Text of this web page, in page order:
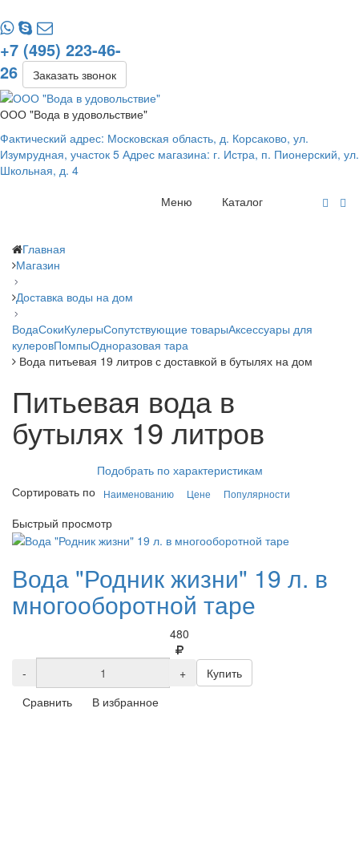
+7 (495) 223-46-
26
Заказать звонок
ООО "Вода в удовольствие"
Фактический адрес: Московская область, д. Корсаково, ул.
Изумрудная, участок 5 Адрес магазина: г. Истра, п. Пионерский, ул.
Школьная, д. 4
Каталог
Меню
Главная
Магазин
Доставка воды на дом
ВодаСокиКулерыСопутствующие товарыАксессуары для
кулеровПомпыОдноразовая тара
Вода питьевая 19 литров с доставкой в бутылях на дом
Питьевая вода в
бутылях 19 литров
Подобрать по характеристикам
Сортировать по
Наименованию Цене Популярности
Быстрый просмотр
Вода "Родник жизни" 19 л. в
многооборотной таре
480
- +
Купить
Сравнить
В избранное